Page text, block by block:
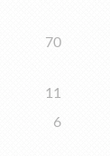
70
11
6